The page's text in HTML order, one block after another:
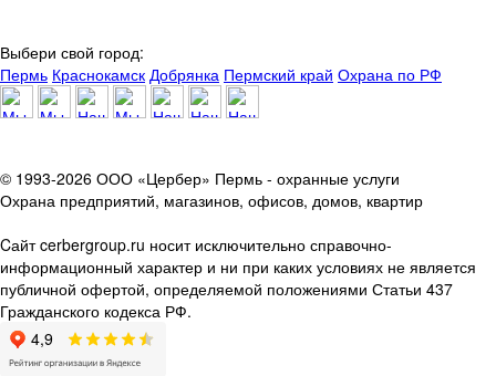
Выбери свой город:
Пермь Краснокамск Добрянка Пермский край Охрана по РФ
© 1993-2026 ООО «Цербер» Пермь - охранные услуги
Охрана предприятий, магазинов, офисов, домов, квартир
Cайт cerbergroup.ru носит исключительно справочно-
информационный характер и ни при каких условиях не является
публичной офертой, определяемой положениями Статьи 437
Гражданского кодекса РФ.